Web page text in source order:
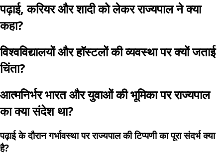
पढ़ाई, करियर और शादी को लेकर राज्यपाल ने क्या
कहा?
विश्वविद्यालयों और हॉस्टलों की व्यवस्था पर क्यों जताई
चिंता?
आत्मनिर्भर भारत और युवाओं की भूमिका पर राज्यपाल
का क्या संदेश था?
पढ़ाई के दौरान गर्भावस्था पर राज्यपाल की टिप्पणी का पूरा संदर्भ क्या
है?